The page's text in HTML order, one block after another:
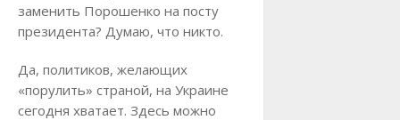
заменить Порошенко на посту
президента? Думаю, что никто.
Да, политиков, желающих
«порулить» страной, на Украине
сегодня хватает. Здесь можно